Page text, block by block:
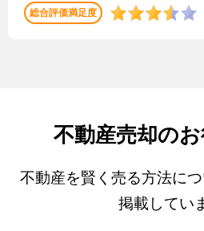
総合評価満足度
不動産売却の
不動産を賢く売る方法に
掲載してい